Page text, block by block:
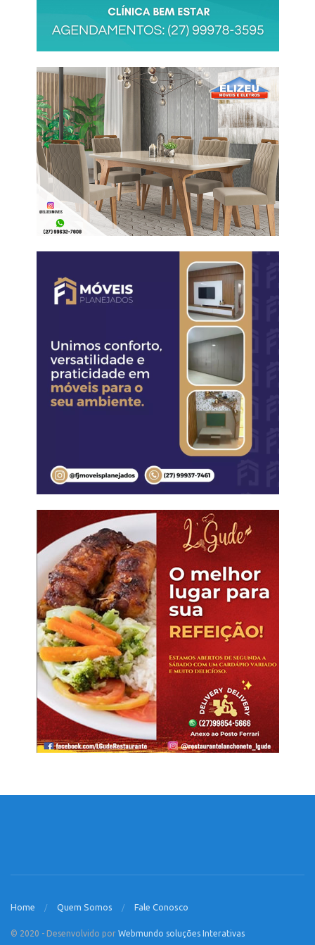
Home Quem Somos Fale Conosco
© 2020 - Desenvolvido por Webmundo soluções Interativas